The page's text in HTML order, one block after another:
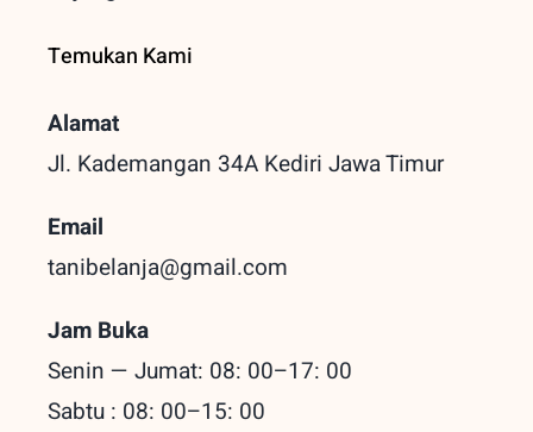
Temukan Kami
Alamat
Jl. Kademangan 34A Kediri Jawa Timur
Email
tanibelanja@gmail.com
Jam Buka
Senin — Jumat: 08: 00–17: 00
Sabtu : 08: 00–15: 00